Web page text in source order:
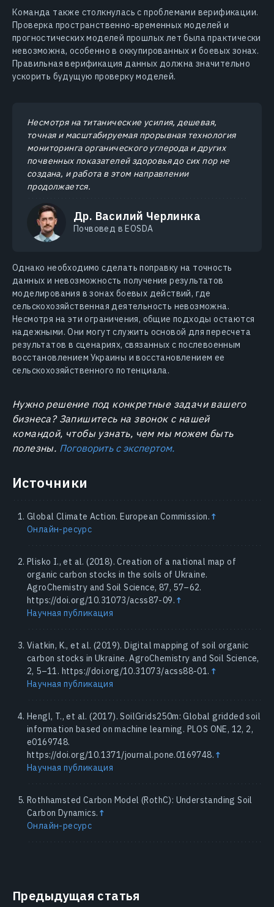
Команда также столкнулась с проблемами верификации.
Проверка пространственно-временных моделей и
прогностических моделей прошлых лет была практически
невозможна, особенно в оккупированных и боевых зонах.
Правильная верификация данных должна значительно
ускорить будущую проверку моделей.
Несмотря на титанические усилия, дешевая,
точная и масштабируемая прорывная технология
мониторинга органического углерода и других
почвенных показателей здоровья до сих пор не
создана, и работа в этом направлении
продолжается.
Др. Василий Черлинка
Почвовед в EOSDA
Однако необходимо сделать поправку на точность
данных и невозможность получения результатов
моделирования в зонах боевых действий, где
сельскохозяйственная деятельность невозможна.
Несмотря на эти ограничения, общие подходы остаются
надежными. Они могут служить основой для пересчета
результатов в сценариях, связанных с послевоенным
восстановлением Украины и восстановлением ее
сельскохозяйственного потенциала.
Нужно решение под конкретные задачи вашего
бизнеса? Запишитесь на звонок с нашей
командой, чтобы узнать, чем мы можем быть
полезны. Поговорить с экспертом.
Источники
Global Climate Action. European Commission. ↑
Онлайн-ресурс
Plisko I., et al. (2018). Creation of a national map of
organic carbon stocks in the soils of Ukraine.
AgroChemistry and Soil Science, 87, 57–62.
https://doi.org/10.31073/acss87-09. ↑
Научная публикация
Viatkin, K., et al. (2019). Digital mapping of soil organic
carbon stocks in Ukraine. AgroChemistry and Soil Science,
2, 5–11. https://doi.org/10.31073/acss88-01. ↑
Научная публикация
Hengl, T., et al. (2017). SoilGrids250m: Global gridded soil
information based on machine learning. PLOS ONE, 12, 2,
e0169748.
https://doi.org/10.1371/journal.pone.0169748. ↑
Научная публикация
Rothhamsted Carbon Model (RothC): Understanding Soil
Carbon Dynamics. ↑
Онлайн-ресурс
Предыдущая статья